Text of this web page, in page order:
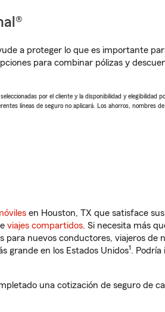
a proteger lo que es importante
para combinar pólizas y
por el cliente y la disponibilidad y elegibilidad
líneas de seguro no aplicará. Los ahorros, nombres
en Houston, TX que satisface
viajes compartidos. Si necesita más
nuevos conductores, viajeros de
grande en los Estados Unidos1. Podría
una cotización de seguro de